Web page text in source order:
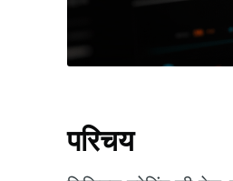
परिचय